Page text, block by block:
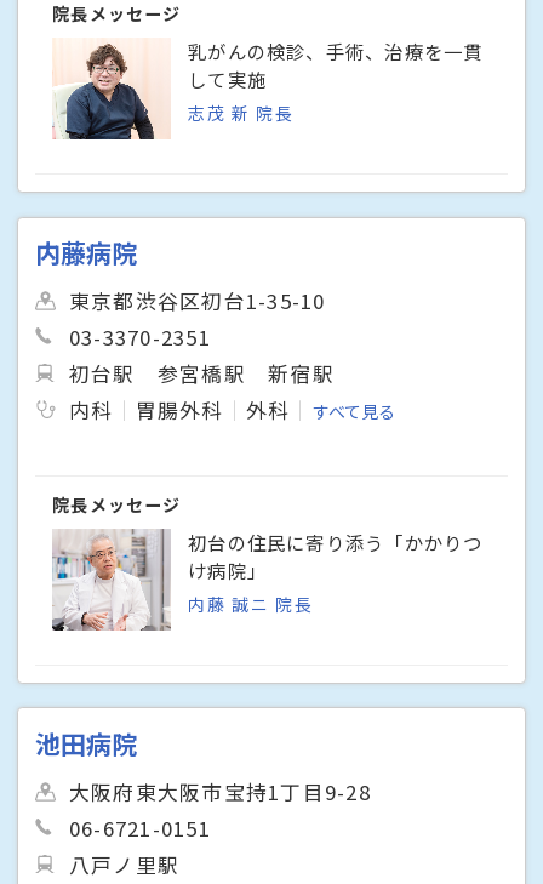
院長メッセージ
乳がんの検診、手術、治療を一貫
して実施
志茂 新 院長
内藤病院
東京都渋谷区初台1-35-10
03-3370-2351
初台駅 参宮橋駅新宿駅
内科
胃腸外科 外科 すべて見る
院長メッセージ
初台の住民に寄り添う「かかりつ
け病院」
内藤 誠ニ 院長
池田病院
大阪府東大阪市宝持1丁目9-28
06-6721-0151
八戸ノ里駅